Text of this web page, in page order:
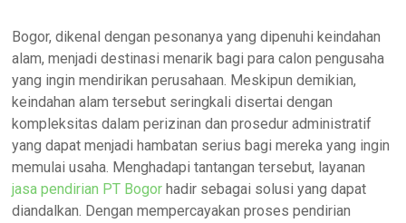
Bogor, dikenal dengan pesonanya yang dipenuhi keindahan
alam, menjadi destinasi menarik bagi para calon pengusaha
yang ingin mendirikan perusahaan. Meskipun demikian,
keindahan alam tersebut seringkali disertai dengan
kompleksitas dalam perizinan dan prosedur administratif
yang dapat menjadi hambatan serius bagi mereka yang ingin
memulai usaha. Menghadapi tantangan tersebut, layanan
jasa pendirian PT Bogor hadir sebagai solusi yang dapat
diandalkan. Dengan mempercayakan proses pendirian